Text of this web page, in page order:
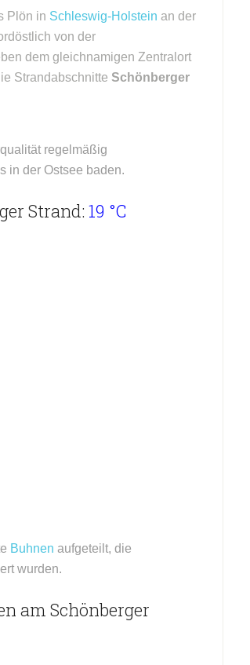
Plön in Schleswig-Holstein an der
von der
dem gleichnamigen Zentralort
Strandabschnitte Schönberger
regelmäßig
in der Ostsee baden.
Strand: 19 °C
Buhnen aufgeteilt, die
wurden.
am Schönberger